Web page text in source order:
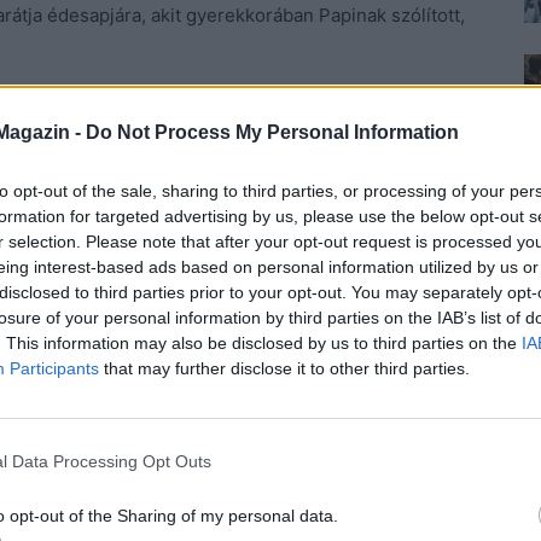
- Do Not Process My Personal Information
opt-out of the sale, sharing to third parties, or processing of your
for targeted advertising by us, please use the below opt-out
selection. Please note that after your opt-out request is processed
interest-based ads based on personal information utilized by us
to third parties prior to your opt-out. You may separately
of your personal information by third parties on the IAB’s list of
This information may also be disclosed by us to third parties on the
Participants that may further disclose it to other third parties.
Data Processing Opt Outs
opt-out of the Sharing of my personal data.
édesapjára, akit gyerekkorában Papinak szólított,
forgataga, tompa fényei idegennek tűntek Anglia
csak öt éve hagyta itt. Amikor a kocsi befordult
és azonnal eszébe jutott, miért nem
úgy szállt ki, hogy legszívesebben arra kérte
vissza abba a másik világba, de nem tehette. A villa
a domboldalon, amit a család alakított ki egykor,
és a telket is olcsón megkapták. Dániel papa is
bár akkor jóval szerényebb méreteket öltött.
eszébe jutott, hogy nem adott borravalót.
burkolózott, és azt próbálta elhitetni az
tudta, hogy ez csak álca, ismerte a pincétől a